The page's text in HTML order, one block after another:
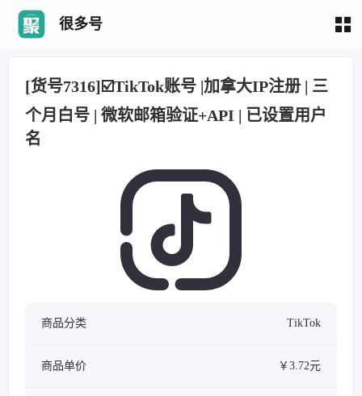
很多号
[货号7316]☑️TikTok账号 |加拿大IP注册 | 三
个月白号 | 微软邮箱验证+API | 已设置用户
名
商品分类 TikTok
商品单价 ￥3.72元